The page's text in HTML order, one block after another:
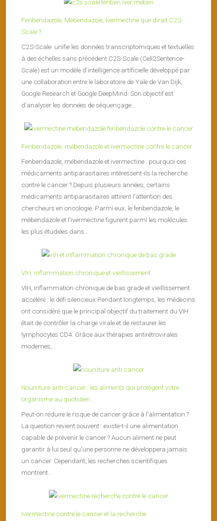
Fenbendazole, Mebendazole, Ivermectine que dirait C2S-
Scale ?
C2S-Scale unifie les données transcriptomiques et textuelles
à des échelles sans précédent C2S-Scale (Cell2Sentence-
Scale) est un modèle d’intelligence artificielle développé par
une collaboration entre le laboratoire de Yale de Van Dijk,
Google Research et Google DeepMind. Son objectif est
d’analyser les données de séquençage...
Fenbendazole, mébendazole et ivermectine contre le cancer
Fenbendazole, mébendazole et ivermectine : pourquoi ces
médicaments antiparasitaires intéressent-ils la recherche
contre le cancer ? Depuis plusieurs années, certains
médicaments antiparasitaires attirent l’attention des
chercheurs en oncologie. Parmi eux, le fenbendazole, le
mébendazole et l’ivermectine figurent parmi les molécules
les plus étudiées dans...
VIH, inflammation chronique et vieillissement
VIH, inflammation chronique de bas grade et vieillissement
accéléré : le défi silencieux Pendant longtemps, les médecins
ont considéré que le principal objectif du traitement du VIH
était de contrôler la charge virale et de restaurer les
lymphocytes CD4. Grâce aux thérapies antirétrovirales
modernes,...
Nourriture anti-cancer : les aliments qui protègent votre
organisme au quotidien
Peut-on réduire le risque de cancer grâce à l’alimentation ?
La question revient souvent : existe-t-il une alimentation
capable de prévenir le cancer ? Aucun aliment ne peut
garantir à lui seul qu’une personne ne développera jamais
un cancer. Cependant, les recherches scientifiques
montrent...
Ivermectine contre le cancer et la recherche